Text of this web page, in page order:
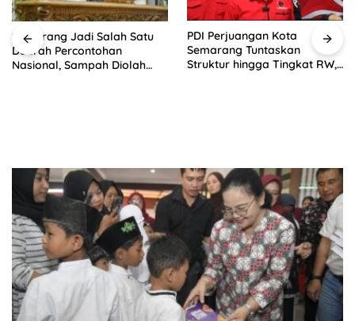
Semarang Jadi Salah Satu
Daerah Percontohan
Nasional, Sampah Diolah
PDI Perjuangan Kota
Semarang Tuntaskan
Struktur hingga Tingkat RW,